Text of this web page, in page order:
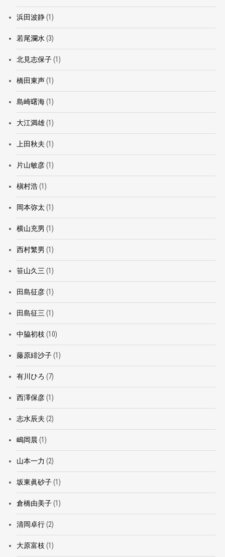
浜田波静(1)
若尾瀾水 (3)
北見志保子(1)
橋田東声(1)
島崎曙海(1)
大江満雄(1)
上田秋夫 (1)
片山敏彦(1)
槇村浩(1)
岡本弥太 (1)
横山充男 (1)
西村繁男 (1)
笹山久三 (1)
田島征彦(1)
田島征三 (1)
中脇初枝 (10)
藤原緋沙子(1)
有川ひろ (7)
西澤保彦(1)
志水辰夫 (2)
嶋岡晨 (1)
山本一力 (2)
坂東眞砂子(1)
倉橋由美子(1)
清岡卓行(2)
大原富枝 (1)